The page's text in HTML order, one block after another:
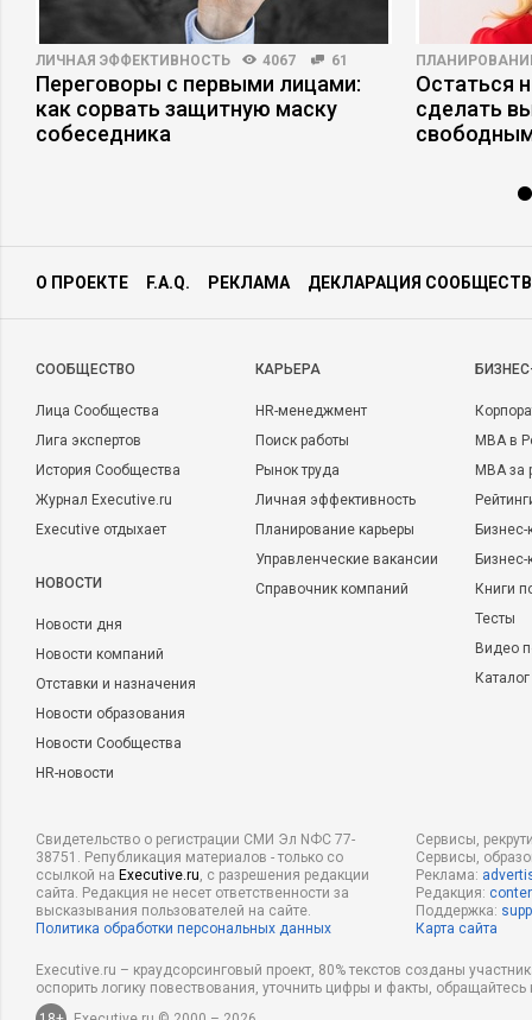
ЛИЧНАЯ ЭФФЕКТИВНОСТЬ 4067 61
Переговоры с первыми лицами:
как сорвать защитную маску
собеседника
Остаться
сделать
О ПРОЕКТЕ F.A.Q. РЕКЛАМА ДЕКЛАРАЦИЯ
CООБЩЕСТВО
Лица Сообщества
Лига экспертов
История Сообщества
Журнал Executive.ru
Executive отдыхает
НОВОСТИ
Новости дня
Новости компаний
Отставки и назначения
Новости образования
Новости Сообщества
HR-новости
КАРЬЕРА
HR-менеджмент
Поиск работы
Рынок труда
Личная эффективность
Планирование карьеры
Управленческие вакансии
Справочник компаний
MBA в
MBA
Бизнес-
Книги
Тесты
Видео
Свидетельство о регистрации СМИ Эл NФС 77-
38751. Републикация материалов - только со
ссылкой на Executive.ru, с разрешения редакции
сайта. Редакция не несет ответственности за
высказывания пользователей на сайте.
Политика обработки персональных данных
Сервисы,
Сервисы,
Реклама:
Редакция:
Поддержка:
Карта сайта
Executive.ru – краудсорсинговый проект, 80% текстов созданы
оспорить логику повествования, уточнить цифры и факты,